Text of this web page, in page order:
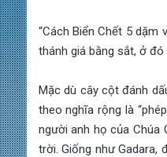
“Cách Biển Chết 5
thánh giá bằng sắt, ở đó
Mặc dù cây cột đánh
theo nghĩa rộng là
người anh họ của Chúa
trời. Giống như Gadara,